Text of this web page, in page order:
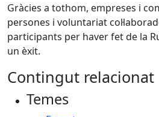
Gràcies a tothom, empreses i
persones i voluntariat
participants per haver fet de la
un èxit.
Contingut relacionat
Temes